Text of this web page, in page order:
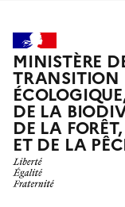
MINISTÈRE
TRANSITION
DE LA
DE LA
ET DE LA